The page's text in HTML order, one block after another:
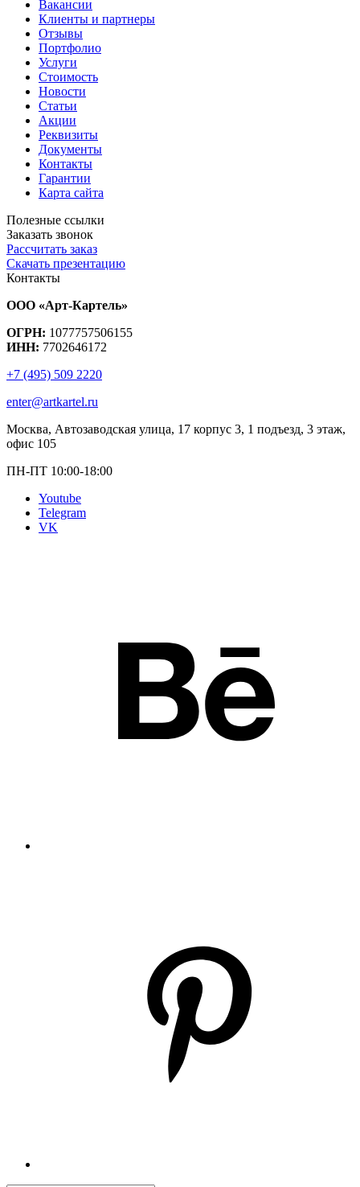
Вакансии
Клиенты и партнеры
Отзывы
Портфолио
Услуги
Стоимость
Новости
Статьи
Акции
Реквизиты
Документы
Контакты
Гарантии
Карта сайта
Полезные ссылки
Заказать звонок
Рассчитать заказ
Скачать презентацию
Контакты
ООО «Арт-Картель»
ОГРН: 1077757506155
ИНН: 7702646172
+7 (495) 509 2220
enter@artkartel.ru
Москва, Автозаводская улица, 17 корпус 3, 1 подъезд, 3 этаж,
офис 105
ПН-ПТ 10:00-18:00
Youtube
Telegram
VK